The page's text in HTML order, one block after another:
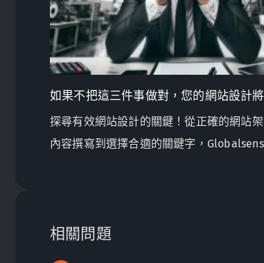
如果不把這三件事做對，您的網站設計
探尋有效網站設計的關鍵！從正確的網站
內容撰寫到選擇合適的關鍵字，
相關問題